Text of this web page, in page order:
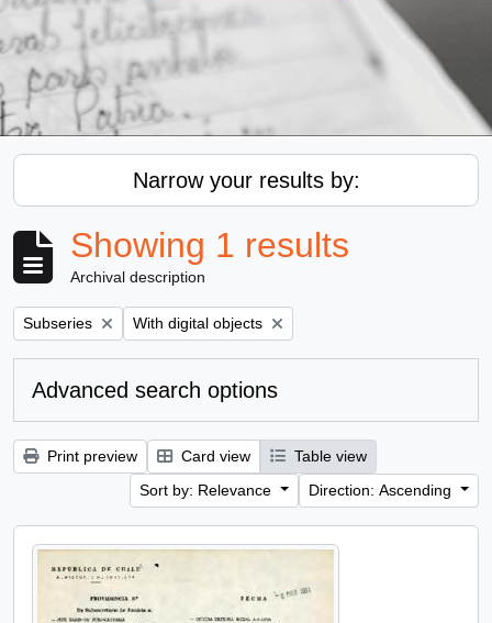
Narrow your results by:
Showing 1 results
Archival description
Remove filter:
Subseries Remove filter:
With digital objects
Advanced search options
Print preview Card view
Table view
Sort by: Relevance
Direction: Ascending